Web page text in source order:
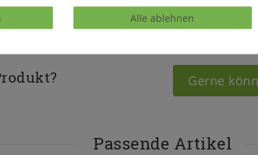
Gerne
Passende Artikel
Alle ablehnen